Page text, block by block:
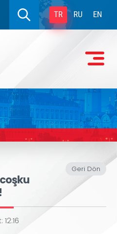
TR RU EN
Geri Dön